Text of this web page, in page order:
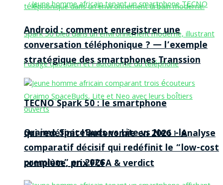
TECNO Spark 50 : le smartphone
qui redéfinit l’autonomie en 2026 – Analyse
complète, prix FCFA & verdict
Android : comment enregistrer une
conversation téléphonique ? — l’exemple
stratégique des smartphones Transsion
Oraimo SpaceBuds vs Lite vs Neo : le
comparatif décisif qui redéfinit le “low-cost
premium” en 2026